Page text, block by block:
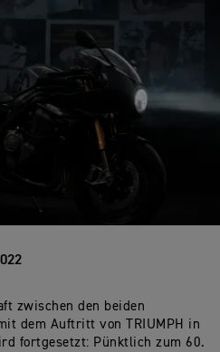
zwischen den beiden
dem Auftritt von TRIUMPH in
fortgesetzt: Pünktlich zum 60.